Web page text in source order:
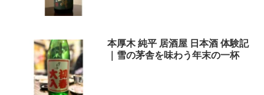
本厚木 純平 居酒屋 日本酒 体験記
｜雪の茅舎を味わう年末の一杯